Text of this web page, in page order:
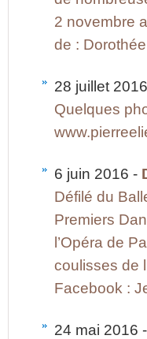
2 novembre
de :
28 juillet
Quelques
6 juin 2016 -
Défilé du
Premiers
l’Opéra de
coulisses de
Facebook :
24 mai 2016 -